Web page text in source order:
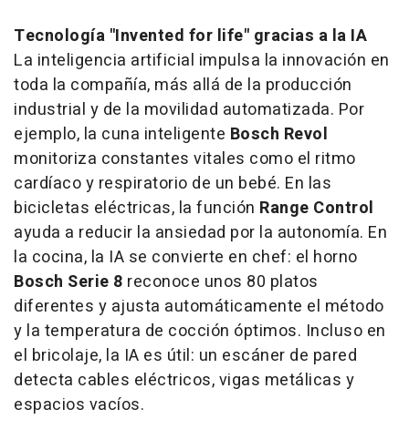
Tecnología "Invented for life" gracias a la IA
La inteligencia artificial impulsa la innovación en
toda la compañía, más allá de la producción
industrial y de la movilidad automatizada. Por
ejemplo, la cuna inteligente Bosch Revol
monitoriza constantes vitales como el ritmo
cardíaco y respiratorio de un bebé. En las
bicicletas eléctricas, la función Range Control
ayuda a reducir la ansiedad por la autonomía. En
la cocina, la IA se convierte en chef: el horno
Bosch Serie 8 reconoce unos 80 platos
diferentes y ajusta automáticamente el método
y la temperatura de cocción óptimos. Incluso en
el bricolaje, la IA es útil: un escáner de pared
detecta cables eléctricos, vigas metálicas y
espacios vacíos.